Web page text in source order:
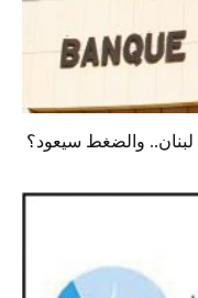
والضغط سيعود؟